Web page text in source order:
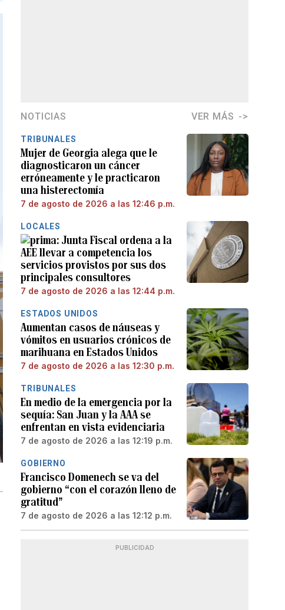
NOTICIAS VER MÁS
TRIBUNALES
Mujer de Georgia alega que le
diagnosticaron un cáncer
erróneamente y le practicaron
una histerectomía
7 de agosto de 2026 a las 12:46 p.m.
LOCALES
Junta Fiscal ordena a la
AEE llevar a competencia los
servicios provistos por sus dos
principales consultores
7 de agosto de 2026 a las 12:44 p.m.
ESTADOS UNIDOS
Aumentan casos de náuseas y
vómitos en usuarios crónicos de
marihuana en Estados Unidos
7 de agosto de 2026 a las 12:30 p.m.
TRIBUNALES
En medio de la emergencia por la
sequía: San Juan y la AAA se
enfrentan en vista evidenciaria
7 de agosto de 2026 a las 12:19 p.m.
GOBIERNO
Francisco Domenech se va del
gobierno “con el corazón lleno de
gratitud”
7 de agosto de 2026 a las 12:12 p.m.
PUBLICIDAD